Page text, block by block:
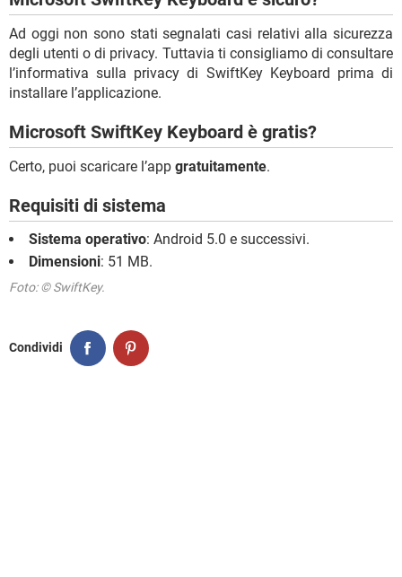
Ad oggi non sono stati segnalati casi relativi alla sicurezza
degli utenti o di privacy. Tuttavia ti consigliamo di consultare
l’informativa sulla privacy di SwiftKey Keyboard prima di
installare l’applicazione.
Microsoft SwiftKey Keyboard è gratis?
Certo, puoi scaricare l’app gratuitamente.
Requisiti di sistema
Sistema operativo: Android 5.0 e successivi.
Dimensioni: 51 MB.
Foto: © SwiftKey.
Condividi